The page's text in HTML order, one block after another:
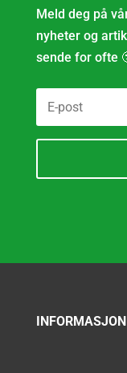
Meld deg på
nyheter og
sende for ofte
INFORMASJON